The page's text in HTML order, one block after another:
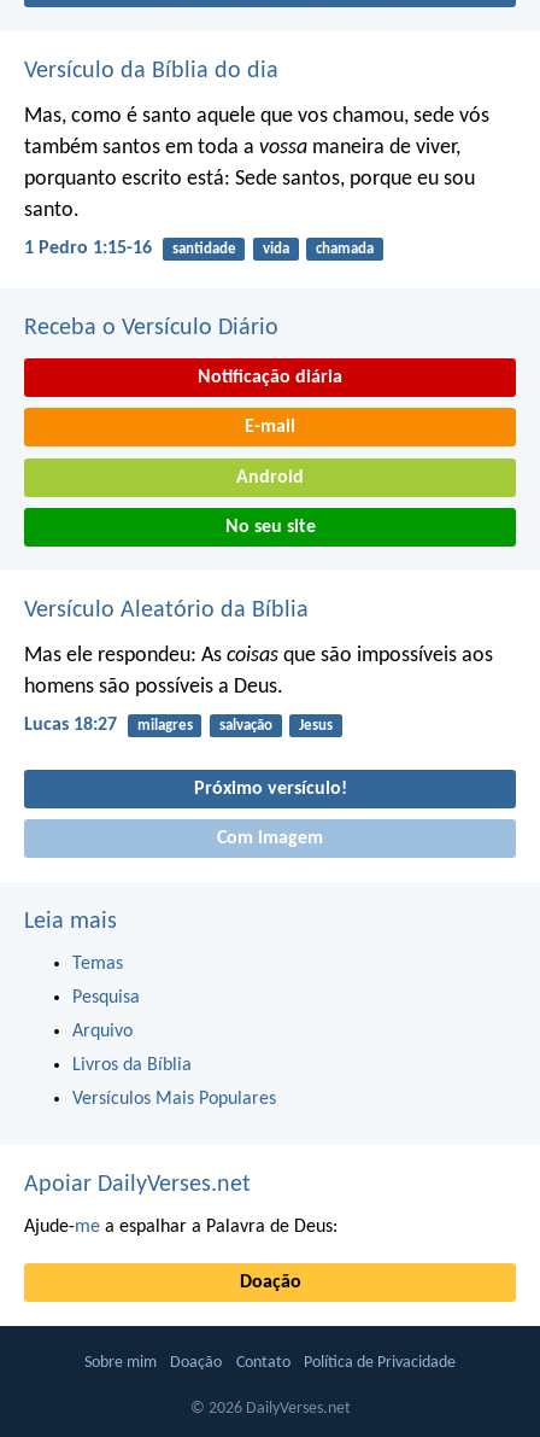
Versículo da Bíblia do dia
Mas, como é santo aquele que vos chamou, sede vós
também santos em toda a vossa maneira de viver,
porquanto escrito está: Sede santos, porque eu sou
santo.
1 Pedro 1:15-16 santidade vida chamada
Receba o Versículo Diário
Notificação diária
E-mail
Android
No seu site
Versículo Aleatório da Bíblia
Mas ele respondeu: As coisas que são impossíveis aos
homens são possíveis a Deus.
Lucas 18:27 milagres salvação Jesus
Próximo versículo!
Com imagem
Leia mais
Temas
Pesquisa
Arquivo
Livros da Bíblia
Versículos Mais Populares
Apoiar DailyVerses.net
Ajude-me a espalhar a Palavra de Deus:
Doação
Sobre mim Doação Contato Política de Privacidade
© 2026 DailyVerses.net